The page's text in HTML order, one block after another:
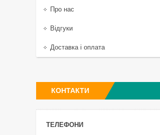
Про нас
Відгуки
Доставка і оплата
КОНТАКТИ